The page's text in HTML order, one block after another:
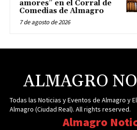
amores” en el Corral de
Comedias de Almagro
7 de agosto de 2026
ALMAGRO
Todas las Noticias y Eventos de Almagro y
Almagro (Ciudad Real). All rights reserved.
Almagro